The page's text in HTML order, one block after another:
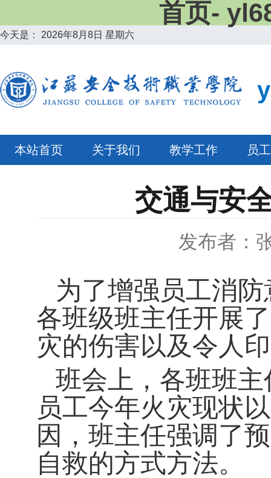
首页-
今天是： 2026年8月8日 星期六
本站首页 关于我们 教学工作 员
交通与安
发布者：
为了增强员工消
各班级班主任开展
灾的伤害以及令人
班会上，各班班
员工今年火灾现状
因，班主任强调了
自救的方式方法。